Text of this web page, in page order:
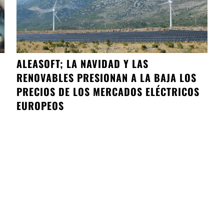
ALEASOFT; LA NAVIDAD Y LAS
RENOVABLES PRESIONAN A LA BAJA LOS
PRECIOS DE LOS MERCADOS ELÉCTRICOS
EUROPEOS